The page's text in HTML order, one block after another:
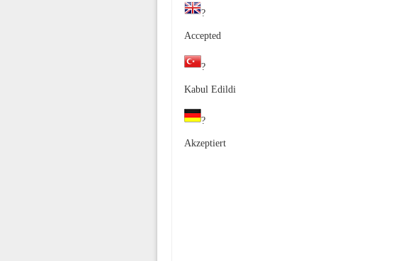
?
Accepted
?
Kabul Edildi
?
Akzeptiert